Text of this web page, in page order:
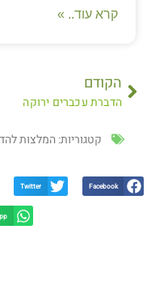
קרא עוד.. »
הקודם
הדברת עכברים ירוקה
קטגוריות:המלצות
Facebook
Twitter